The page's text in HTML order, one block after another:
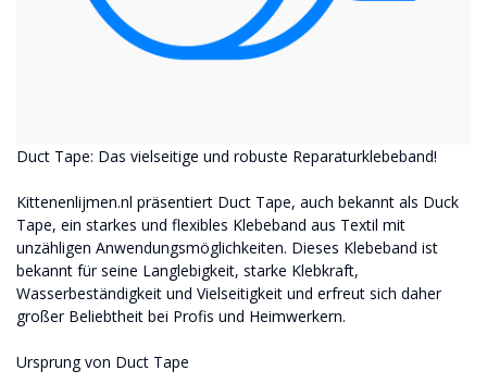
Duct Tape: Das vielseitige und robuste Reparaturklebeband!
Kittenenlijmen.nl präsentiert Duct Tape, auch bekannt als Duck
Tape, ein starkes und flexibles Klebeband aus Textil mit
unzähligen Anwendungsmöglichkeiten. Dieses Klebeband ist
bekannt für seine Langlebigkeit, starke Klebkraft,
Wasserbeständigkeit und Vielseitigkeit und erfreut sich daher
großer Beliebtheit bei Profis und Heimwerkern.
Ursprung von Duct Tape